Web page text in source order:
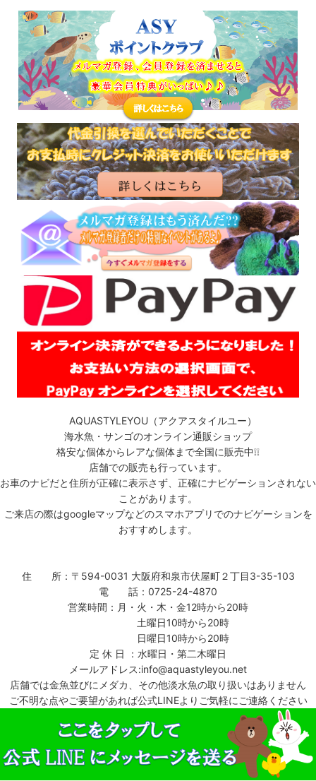
AQUASTYLEYOU（アクアスタイルユー）
海水魚・サンゴのオンライン通販ショップ
格安な個体からレアな個体まで全国に販売中❕❕
店舗での販売も行っています。
お車のナビだと住所が正確に表示さず、正確にナビゲーションされない
ことがあります。
ご来店の際はgoogleマップなどのスマホアプリでのナビゲーションを
おすすめします。
住 所：〒594-0031 大阪府和泉市伏屋町２丁目3-35-103
電 話：0725-24-4870
営業時間：月・火・木・金12時から20時
土曜日10時から20時
日曜日10時から20時
定 休 日 ：水曜日・第二木曜日
メールアドレス:info@aquastyleyou.net
店舗では金魚並びにメダカ、その他淡水魚の取り扱いはありません
ご不明な点やご要望があれば公式LINEよりご気軽にご連絡ください